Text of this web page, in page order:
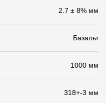
2.7 ± 8% мм
Базальт
1000 мм
318+-3 мм